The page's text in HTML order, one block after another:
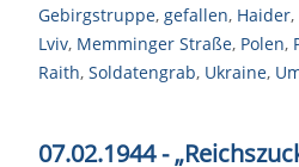
Gebirgstruppe, gefallen, Haider,
Lviv, Memminger Straße, Polen,
Raith, Soldatengrab, Ukraine,
07.02.1944 -